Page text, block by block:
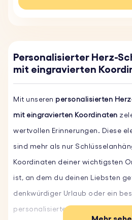
Personalisierter Herz-
mit eingravierten
Mit unseren personalisierten
mit eingravierten Koordinaten
wertvollen Erinnerungen. Diese
sind mehr als nur
Koordinaten deiner wichtigsten
ist, an dem du deinen Liebsten
denkwürdiger Urlaub oder ein
personalisierten